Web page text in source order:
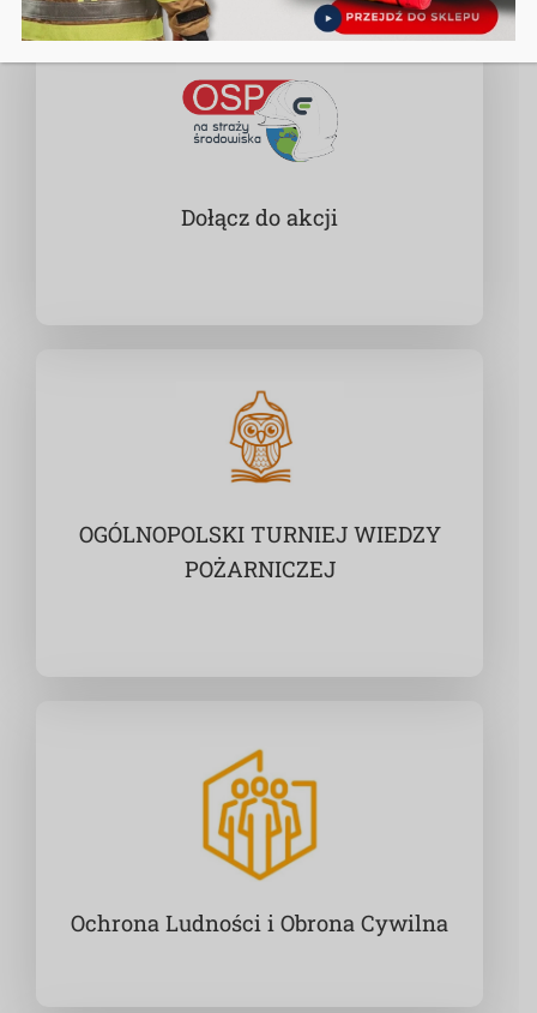
Dołącz do akcji
OGÓLNOPOLSKI TURNIEJ WIEDZY
POŻARNICZEJ
Ochrona Ludności i Obrona Cywilna